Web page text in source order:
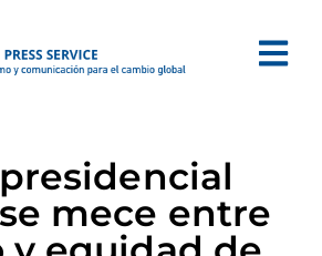
mece entre